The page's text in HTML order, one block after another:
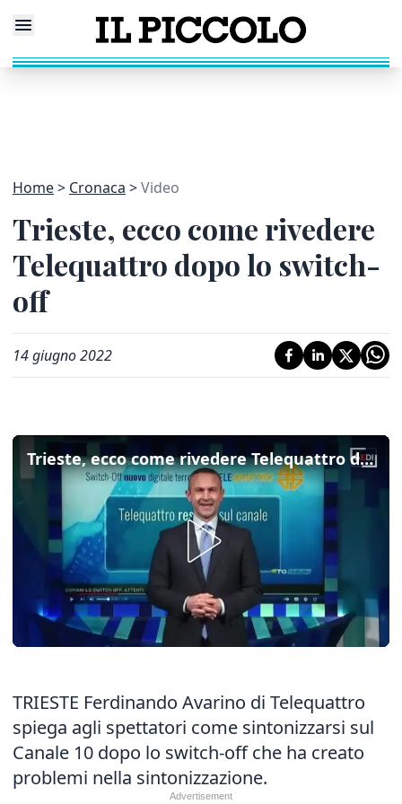
Home Cronaca Video
Trieste, ecco come rivedere
Telequattro dopo lo switch-
off
14 giugno 2022
Trieste, ecco come rivedere Telequattro dopo lo switch-off
TRIESTE Ferdinando Avarino di Telequattro
spiega agli spettatori come sintonizzarsi sul
Canale 10 dopo lo switch-off che ha creato
problemi nella sintonizzazione.